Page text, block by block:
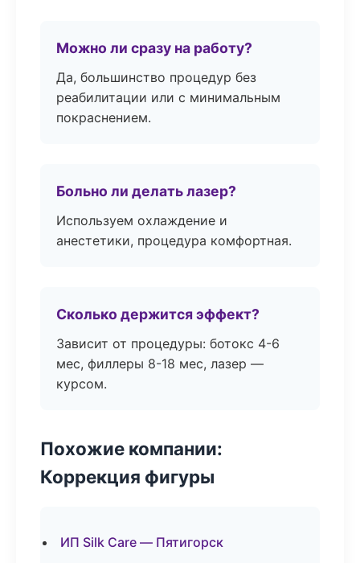
Можно ли сразу на работу?
Да, большинство процедур без
реабилитации или с минимальным
покраснением.
Больно ли делать лазер?
Используем охлаждение и
анестетики, процедура комфортная.
Сколько держится эффект?
Зависит от процедуры: ботокс 4-6
мес, филлеры 8-18 мес, лазер —
курсом.
Похожие компании:
Коррекция фигуры
ИП Silk Care — Пятигорск